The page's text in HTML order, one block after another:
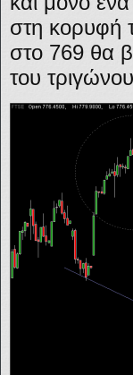
στη κορυφή
στο 769 θα
του